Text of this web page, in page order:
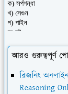
আরও গুরুত্বপূর্ণ
রিজনিং
Reasoning